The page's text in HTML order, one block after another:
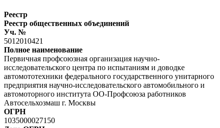
Реестр
Реестр общественных объединений
Уч. №
5012010421
Полное наименование
Первичная профсоюзная организация научно-
исследовательского центра по испытаниям и доводке
автомототехники федерального государственного унитарного
предприятия научно-исследовательского автомобильного и
автомоторного института ОО-Профсоюза работников
Автосельхозмаш г. Москвы
ОГРН
1035000027150